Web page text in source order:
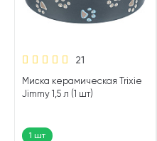
21
Миска керамическая Trixie
Jimmy 1,5 л (1 шт)
1 шт